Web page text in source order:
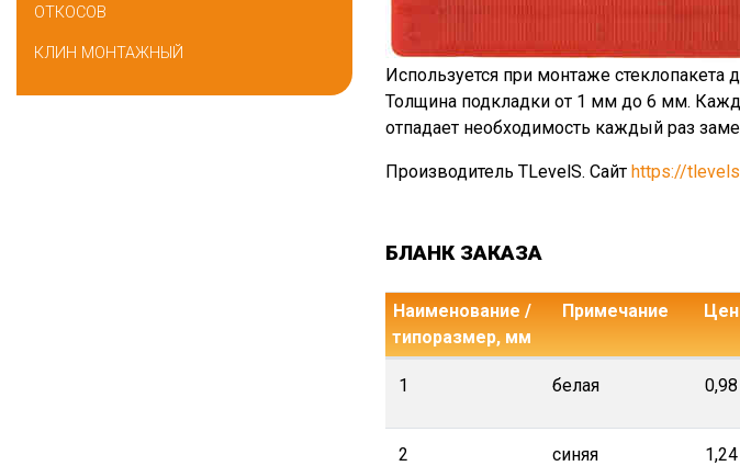
ОТКОСОВ
КЛИН МОНТАЖНЫЙ
Используется при монтаже стеклопакета
Толщина подкладки от 1 мм до 6 мм.
отпадает необходимость каждый раз
Производитель TLevelS. Сайт https://
БЛАНК ЗАКАЗА
Наименование /
типоразмер, мм
Примечание
1 белая 0,98
2 синяя 1,24